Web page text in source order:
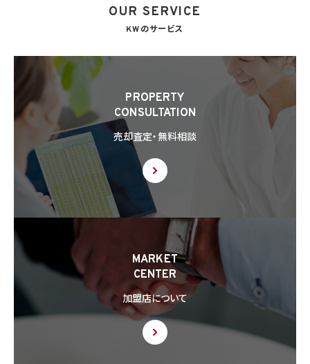
OUR SERVICE
KWのサービス
PROPERTY
CONSULTATION
売却査定・無料相談
MARKET
CENTER
加盟店について